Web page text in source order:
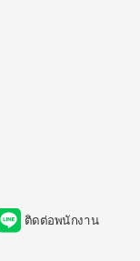
ติดต่อพนักงาน